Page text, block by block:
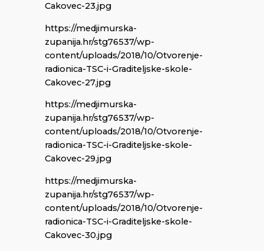
Cakovec-23.jpg
https://medjimurska-
zupanija.hr/stg76537/wp-
content/uploads/2018/10/Otvorenje-
radionica-TSC-i-Graditeljske-skole-
Cakovec-27.jpg
https://medjimurska-
zupanija.hr/stg76537/wp-
content/uploads/2018/10/Otvorenje-
radionica-TSC-i-Graditeljske-skole-
Cakovec-29.jpg
https://medjimurska-
zupanija.hr/stg76537/wp-
content/uploads/2018/10/Otvorenje-
radionica-TSC-i-Graditeljske-skole-
Cakovec-30.jpg